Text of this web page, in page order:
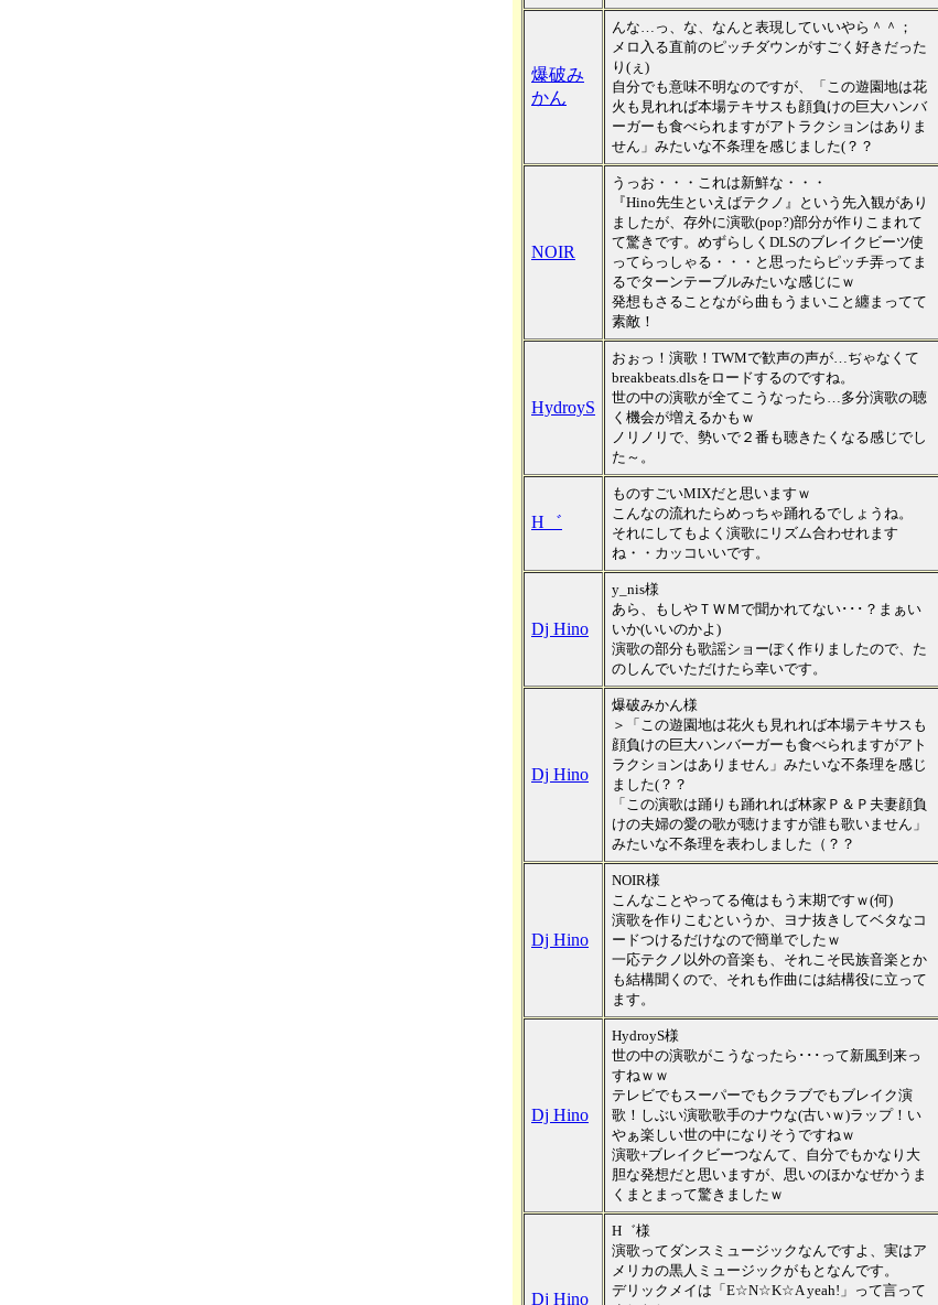
爆破み
かん
んな…っ、な、なんと表現していいやら＾＾；
メロ入る直前のピッチダウンがすごく好きだった
り(ぇ)
自分でも意味不明なのですが、「この遊園地は花
火も見れれば本場テキサスも顔負けの巨大ハンバ
ーガーも食べられますがアトラクションはありま
せん」みたいな不条理を感じました(？？
NOIR
うっお・・・これは新鮮な・・・
『Hino先生といえばテクノ』という先入観があり
ましたが、存外に演歌(pop?)部分が作りこまれて
て驚きです。めずらしくDLSのブレイクビーツ使
ってらっしゃる・・・と思ったらピッチ弄ってま
るでターンテーブルみたいな感じにｗ
発想もさることながら曲もうまいこと纏まってて
素敵！
HydroyS
おぉっ！演歌！TWMで歓声の声が…ぢゃなくて
breakbeats.dlsをロードするのですね。
世の中の演歌が全てこうなったら…多分演歌の聴
く機会が増えるかもｗ
ノリノリで、勢いで２番も聴きたくなる感じでし
た～。
H゛
ものすごいMIXだと思いますｗ
こんなの流れたらめっちゃ踊れるでしょうね。
それにしてもよく演歌にリズム合わせれます
ね・・カッコいいです。
Dj Hino
y_nis様
あら、もしやＴＷＭで聞かれてない･･･？まぁい
いか(いいのかよ)
演歌の部分も歌謡ショーぽく作りましたので、た
のしんでいただけたら幸いです。
Dj Hino
爆破みかん様
＞「この遊園地は花火も見れれば本場テキサスも
顔負けの巨大ハンバーガーも食べられますがアト
ラクションはありません」みたいな不条理を感じ
ました(？？
「この演歌は踊りも踊れれば林家Ｐ＆Ｐ夫妻顔負
けの夫婦の愛の歌が聴けますが誰も歌いません」
みたいな不条理を表わしました（？？
Dj Hino
NOIR様
こんなことやってる俺はもう末期ですｗ(何)
演歌を作りこむというか、ヨナ抜きしてベタなコ
ードつけるだけなので簡単でしたｗ
一応テクノ以外の音楽も、それこそ民族音楽とか
も結構聞くので、それも作曲には結構役に立って
ます。
Dj Hino
HydroyS様
世の中の演歌がこうなったら･･･って新風到来っ
すねｗｗ
テレビでもスーパーでもクラブでもブレイク演
歌！しぶい演歌歌手のナウな(古いｗ)ラップ！い
やぁ楽しい世の中になりそうですねｗ
演歌+ブレイクビーつなんて、自分でもかなり大
胆な発想だと思いますが、思いのほかなぜかうま
くまとまって驚きましたｗ
Dj Hino
H゛様
演歌ってダンスミュージックなんですよ、実はア
メリカの黒人ミュージックがもとなんです。
デリックメイは「E☆N☆K☆A yeah!」って言って